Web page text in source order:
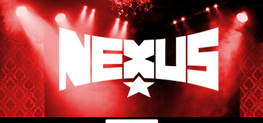
Zum
Inhalt
springen